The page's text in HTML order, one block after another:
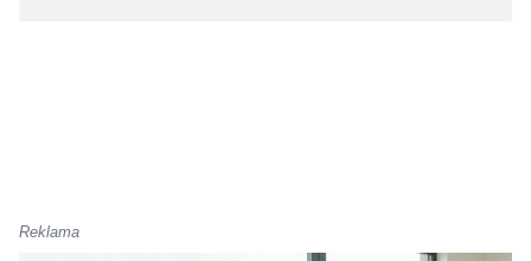
Reklama